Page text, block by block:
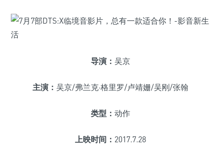
导演： 吴京
主演： 吴京/弗兰克·格里罗/卢靖姗/吴刚/张翰
类型： 动作
上映时间： 2017.7.28